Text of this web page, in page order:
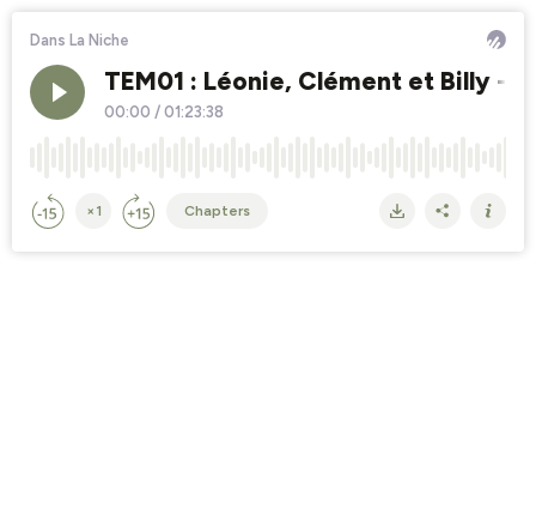
Dans La Niche
TEM01 : Léonie, Clément et Billy -
00:00 / 01:23:38
×1 Chapters